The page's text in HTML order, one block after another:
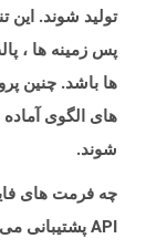
تولید شوند.
پس زمینه ها ،
ها باشد. چنین
های الگوی
شوند.
API پشتیبانی می شود؟